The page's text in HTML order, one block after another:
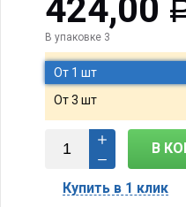
424,00
В упаковке 3
От 1 шт
От 3 шт
В
Купить в 1 клик